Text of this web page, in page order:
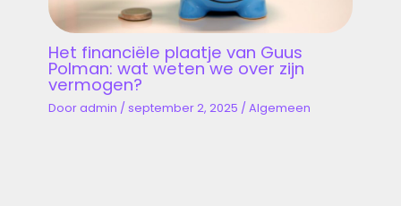
Het financiële plaatje van Guus
Polman: wat weten we over zijn
vermogen?
Dooradmin /september 2, 2025 /Algemeen